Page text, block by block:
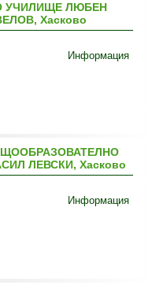
УЧИЛИЩЕ ЛЮБЕН
Хасково
Информация
ЛЕВСКИ, Хасково
Информация